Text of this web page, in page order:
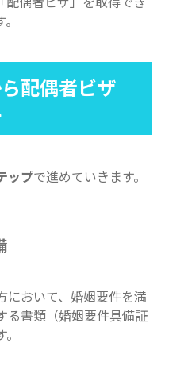
配偶者ビザ
ップで進めていきます。
において、婚姻要件を満
る書類（婚姻要件具備証